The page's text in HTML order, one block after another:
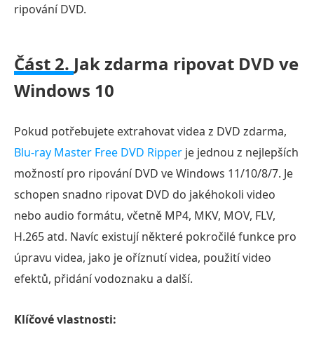
ripování DVD.
Část 2. Jak zdarma ripovat DVD ve
Windows 10
Pokud potřebujete extrahovat videa z DVD zdarma,
Blu-ray Master Free DVD Ripper je jednou z nejlepších
možností pro ripování DVD ve Windows 11/10/8/7. Je
schopen snadno ripovat DVD do jakéhokoli video
nebo audio formátu, včetně MP4, MKV, MOV, FLV,
H.265 atd. Navíc existují některé pokročilé funkce pro
úpravu videa, jako je oříznutí videa, použití video
efektů, přidání vodoznaku a další.
Klíčové vlastnosti: